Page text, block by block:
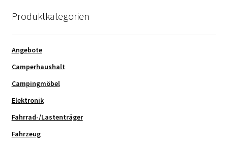
Produktkategorien
Angebote
Camperhaushalt
Campingmöbel
Elektronik
Fahrrad-/Lastenträger
Fahrzeug